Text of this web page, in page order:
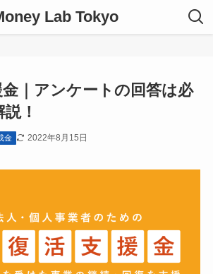
Lab Tokyo
｜アンケートの回答は必
！
金 2022年8月15日